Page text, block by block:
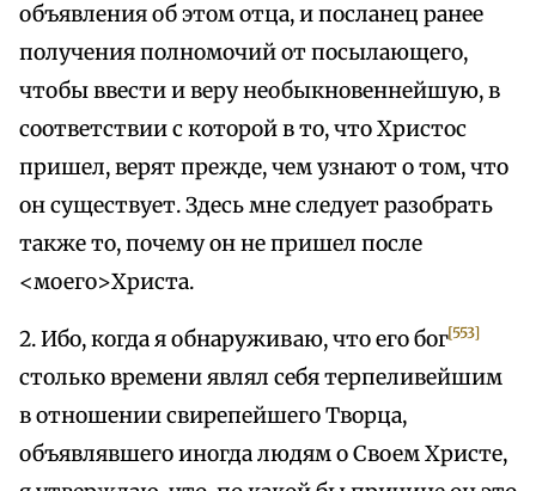
объявления об этом отца, и посланец ранее
получения полномочий от посылающего,
чтобы ввести и веру необыкновеннейшую, в
соответствии с которой в то, что Христос
пришел, верят прежде, чем узнают о том, что
он существует. Здесь мне следует разобрать
также то, почему он не пришел после
<моего>Христа.
2. Ибо, когда я обнаруживаю, что его бог[553]
столько времени являл себя терпеливейшим
в отношении свирепейшего Творца,
объявлявшего иногда людям о Своем Христе,